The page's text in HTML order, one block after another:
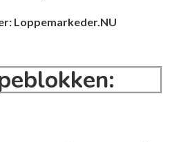
Loppemarkeder.NU